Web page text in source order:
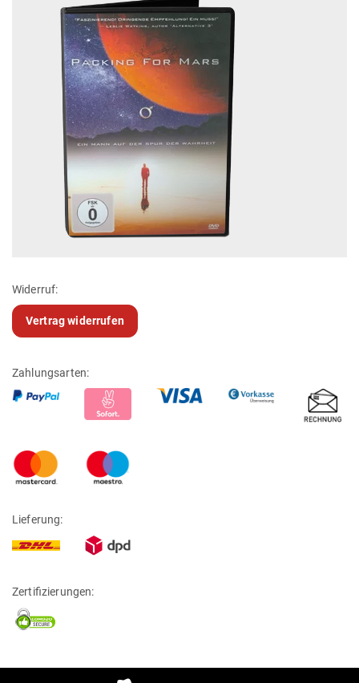
Widerruf:
Vertrag widerrufen
Zahlungsarten:
Lieferung:
Zertifizierungen: